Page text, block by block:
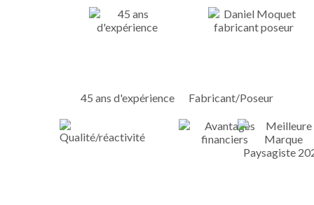
45 ans d'expérience Fabricant/Poseur